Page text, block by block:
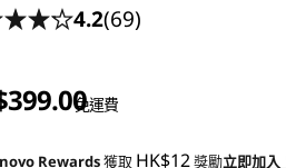
4.2(69)
免運費
Rewards獲取 HK$12獎勵立即加入